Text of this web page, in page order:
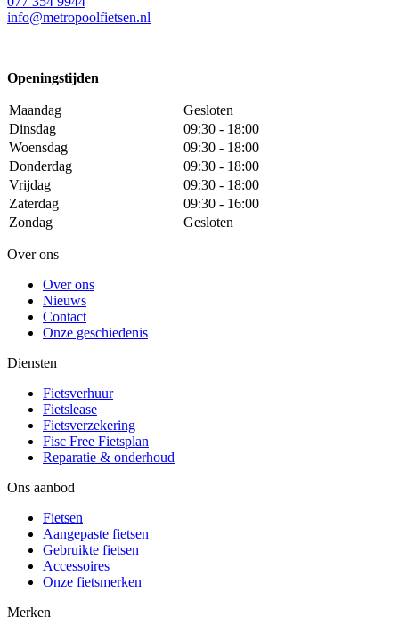
info@metropoolfietsen.nl
Openingstijden
Maandag
Gesloten
Dinsdag
09:30 - 18:00
Woensdag
09:30 - 18:00
Donderdag
09:30 - 18:00
Vrijdag
09:30 - 18:00
Zaterdag
09:30 - 16:00
Zondag
Gesloten
Over ons
Over ons
Nieuws
Contact
Onze geschiedenis
Diensten
Fietsverhuur
Fietslease
Fietsverzekering
Fisc Free Fietsplan
Reparatie & onderhoud
Ons aanbod
Fietsen
Aangepaste fietsen
Gebruikte fietsen
Accessoires
Onze fietsmerken
Merken